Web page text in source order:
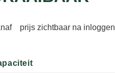
prijs zichtbaar na inloggen